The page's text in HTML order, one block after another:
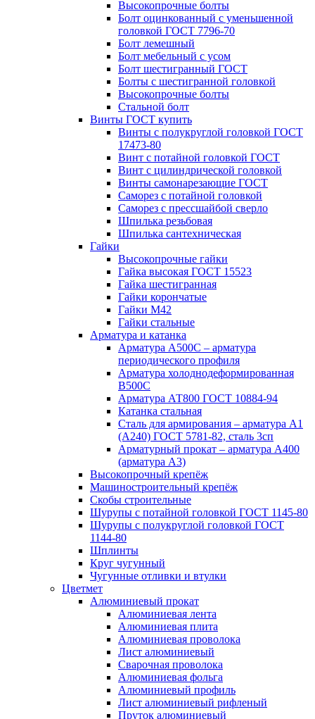
Высокопрочные болты
Болт оцинкованный с уменьшенной
головкой ГОСТ 7796-70
Болт лемешный
Болт мебельный с усом
Болт шестигранный ГОСТ
Болты с шестигранной головкой
Высокопрочные болты
Стальной болт
Винты ГОСТ купить
Винты с полукруглой головкой ГОСТ
17473-80
Винт с потайной головкой ГОСТ
Винт с цилиндрической головкой
Винты самонарезающие ГОСТ
Саморез с потайной головкой
Саморез с прессшайбой сверло
Шпилька резьбовая
Шпилька сантехническая
Гайки
Высокопрочные гайки
Гайка высокая ГОСТ 15523
Гайка шестигранная
Гайки корончатые
Гайки М42
Гайки стальные
Арматура и катанка
Арматура А500С – арматура
периодического профиля
Арматура холоднодеформированная
В500С
Арматура АТ800 ГОСТ 10884-94
Катанка стальная
Сталь для армирования – арматура А1
(А240) ГОСТ 5781-82, сталь 3сп
Арматурный прокат – арматура А400
(арматура А3)
Высокопрочный крепёж
Машиностроительный крепёж
Скобы строительные
Шурупы с потайной головкой ГОСТ 1145-80
Шурупы с полукруглой головкой ГОСТ
1144-80
Шплинты
Круг чугунный
Чугунные отливки и втулки
Цветмет
Алюминиевый прокат
Алюминиевая лента
Алюминиевая плита
Алюминиевая проволока
Лист алюминиевый
Сварочная проволока
Алюминиевая фольга
Алюминиевый профиль
Лист алюминиевый рифленый
Пруток алюминиевый